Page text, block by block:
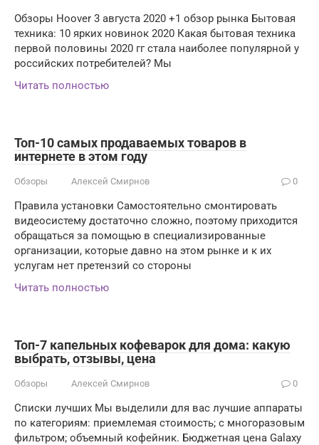
Обзоры Hoover 3 августа 2020 +1 обзор рынка Бытовая
техника: 10 ярких новинок 2020 Какая бытовая техника
первой половины 2020 гг стала наиболее популярной у
российских потребителей? Мы
Читать полностью
Топ-10 самых продаваемых товаров в
интернете в этом году
Обзоры Алексей Смирнов 0
Правила установки Самостоятельно смонтировать
видеосистему достаточно сложно, поэтому приходится
обращаться за помощью в специализированные
организации, которые давно на этом рынке и к их
услугам нет претензий со стороны
Читать полностью
Топ-7 капельных кофеварок для дома: какую
выбрать, отзывы, цена
Обзоры Алексей Смирнов 0
Списки лучших Мы выделили для вас лучшие аппараты
по категориям: приемлемая стоимость; с многоразовым
фильтром; объемный кофейник. Бюджетная цена Galaxy